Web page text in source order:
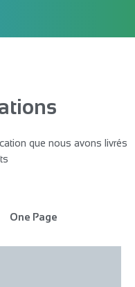
que nous avons livrés
One Page